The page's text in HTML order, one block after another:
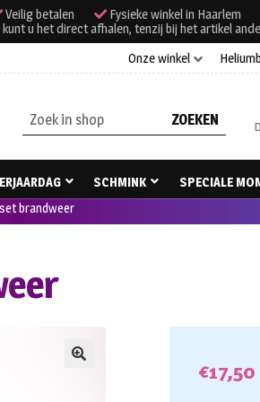
Veilig betalen
Fysieke winkel in Haarlem
u het direct afhalen, tenzij bij het artikel
Onze winkel
Zoeken
naar:
SCHMINK SPECIALE
brandweer
€17,50